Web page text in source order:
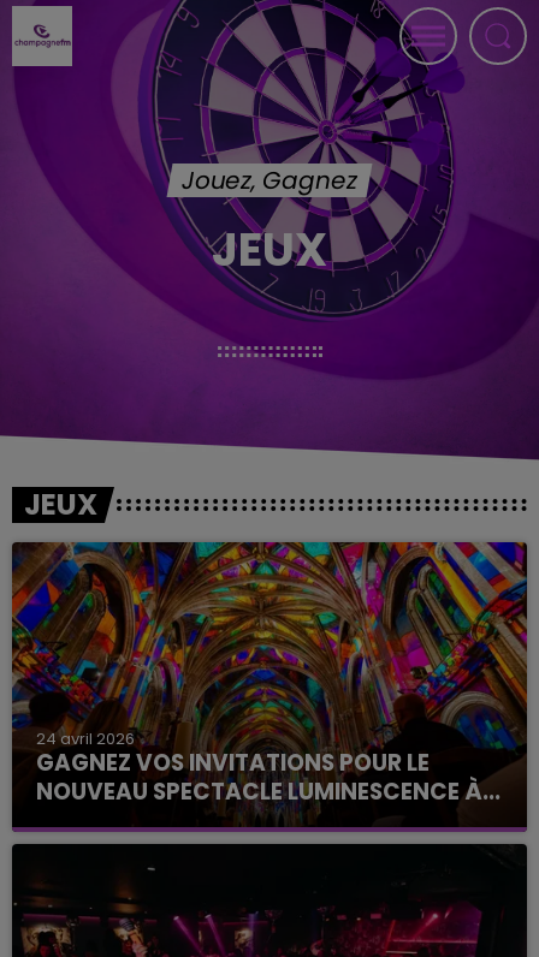
Jouez, Gagnez
JEUX
JEUX
24 avril 2026
GAGNEZ VOS INVITATIONS POUR LE
NOUVEAU SPECTACLE LUMINESCENCE À...
Le Club Champagne FM